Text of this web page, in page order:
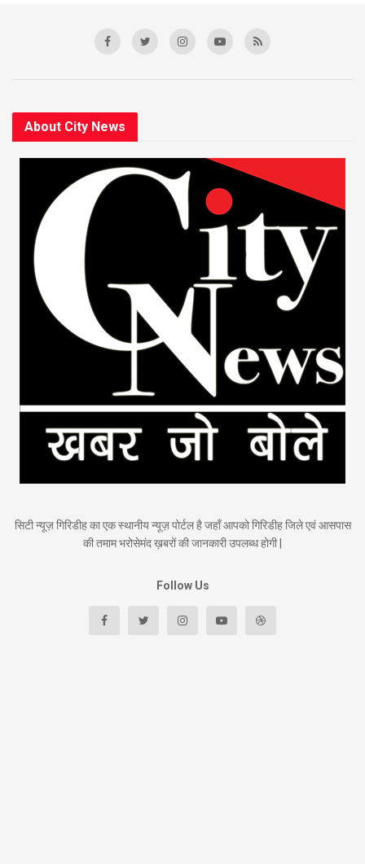
About City News
सिटी न्यूज़ गिरिडीह का एक स्थानीय न्यूज़ पोर्टल है जहाँ आपको गिरिडीह जिले एवं आसपास
की तमाम भरोसेमंद ख़बरों की जानकारी उपलब्ध होगी |
Follow Us